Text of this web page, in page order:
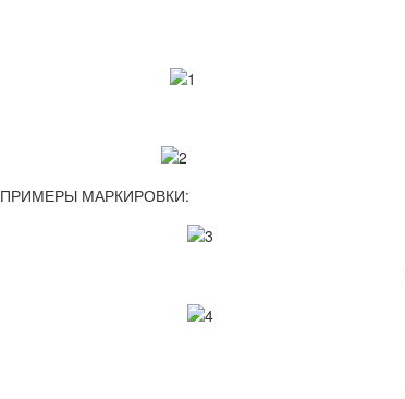
ПРИМЕРЫ МАРКИРОВКИ: